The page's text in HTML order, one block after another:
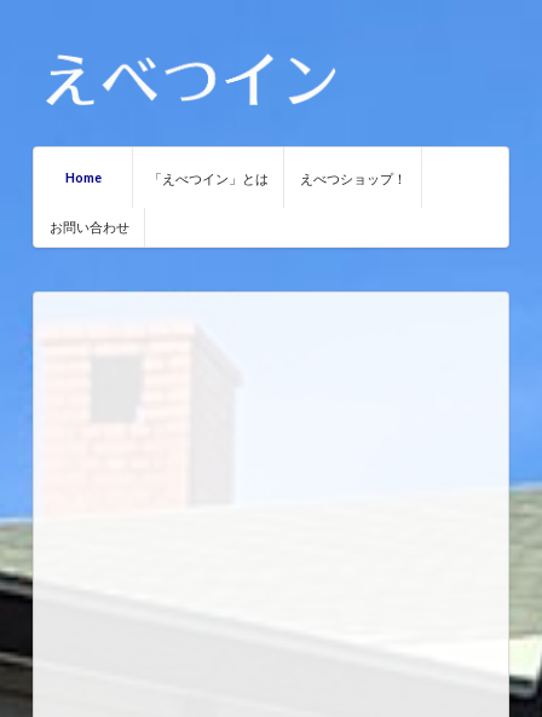
Home 「えべつイン」とは えべつショップ！
お問い合わせ